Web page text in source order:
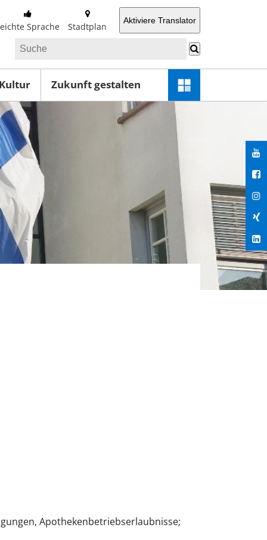
Sprache Stadtplan
Aktiviere Translator
Zukunft gestalten
Schnellzugriff-
Menü
Apothekenbetriebserlaubnisse;